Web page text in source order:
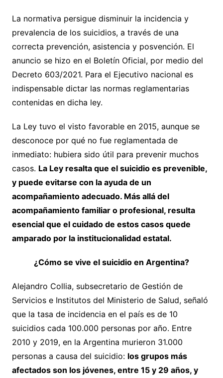
La normativa persigue disminuir la incidencia y
prevalencia de los suicidios, a través de una
correcta prevención, asistencia y posvención. El
anuncio se hizo en el Boletín Oficial, por medio del
Decreto 603/2021. Para el Ejecutivo nacional es
indispensable dictar las normas reglamentarias
contenidas en dicha ley.
La Ley tuvo el visto favorable en 2015, aunque se
desconoce por qué no fue reglamentada de
inmediato: hubiera sido útil para prevenir muchos
casos. La Ley resalta que el suicidio es prevenible,
y puede evitarse con la ayuda de un
acompañamiento adecuado. Más allá del
acompañamiento familiar o profesional, resulta
esencial que el cuidado de estos casos quede
amparado por la institucionalidad estatal.
¿Cómo se vive el suicidio en Argentina?
Alejandro Collia, subsecretario de Gestión de
Servicios e Institutos del Ministerio de Salud, señaló
que la tasa de incidencia en el país es de 10
suicidios cada 100.000 personas por año. Entre
2010 y 2019, en la Argentina murieron 31.000
personas a causa del suicidio: los grupos más
afectados son los jóvenes, entre 15 y 29 años, y